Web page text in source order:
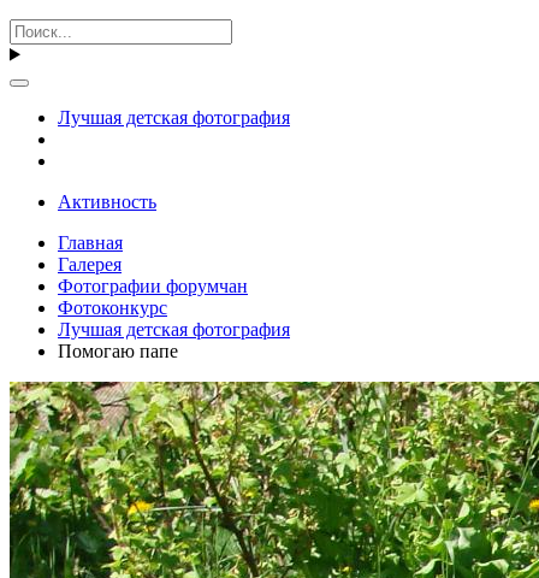
Лучшая детская фотография
Активность
Главная
Галерея
Фотографии форумчан
Фотоконкурс
Лучшая детская фотография
Помогаю папе